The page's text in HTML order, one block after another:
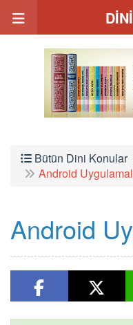
Bütün Dini Konular
Android
Android